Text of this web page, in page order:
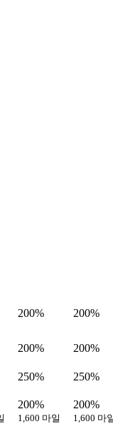
200% 200%
200%
200%
250%
250%
200%
1,600 마일
200%
1,600 마